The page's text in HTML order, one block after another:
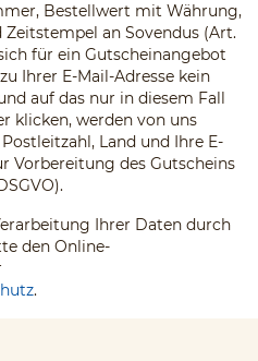
Bestellwert mit Währung,
Zeitstempel an Sovendus (Art.
für ein Gutscheinangebot
Ihrer E-Mail-Adresse kein
auf das nur in diesem Fall
klicken, werden von uns
Land und Ihre E-
Vorbereitung des Gutscheins
Ihrer Daten durch
den Online-
.